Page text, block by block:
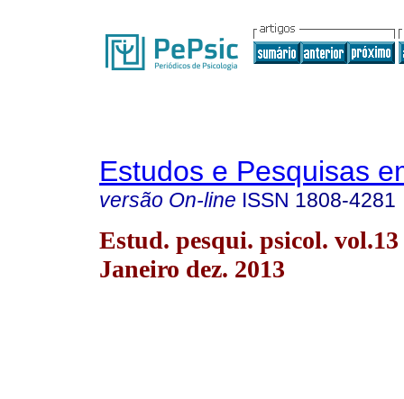
Estudos e Pesquisas
versão On-line ISSN 1808-4281
Estud. pesqui. psicol.
Janeiro dez. 2013